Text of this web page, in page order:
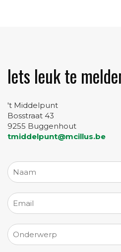
Iets leuk te
't Middelpunt
Bosstraat 43
9255 Buggenhout
tmiddelpunt@mcillus.be